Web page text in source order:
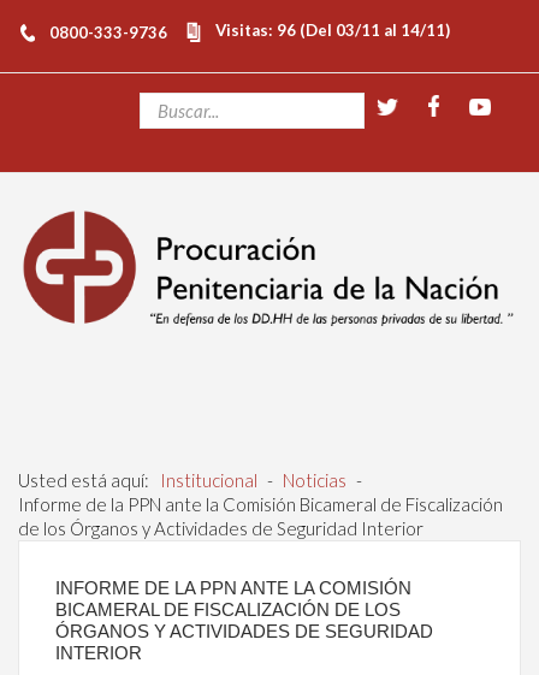
0800-333-9736 Visitas: 96 (Del 03/11 al 14/11)
Usted está aquí: Institucional - Noticias -
Informe de la PPN ante la Comisión Bicameral de Fiscalización
de los Órganos y Actividades de Seguridad Interior
INFORME DE LA PPN ANTE LA COMISIÓN
BICAMERAL DE FISCALIZACIÓN DE LOS
ÓRGANOS Y ACTIVIDADES DE SEGURIDAD
INTERIOR